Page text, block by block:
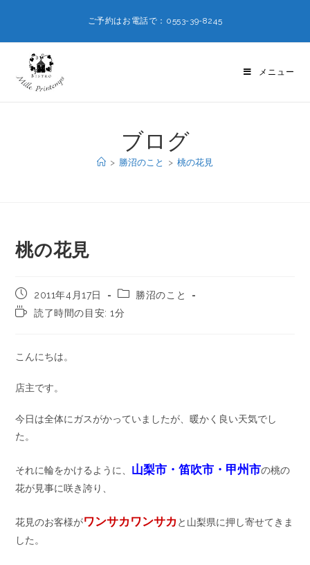
ご予約はお電話で：0553-39-8245
メニュー
ブログ
> 勝沼のこと > 桃の花見
桃の花見
2011年4月17日
勝沼のこと
読了時間の目安: 1分
こんにちは。
店主です。
今日は全体にガスがかっていましたが、暖かく良い天気でし
た。
それに輪をかけるように、 山梨市・笛吹市・甲州市の桃の
花が見事に咲き誇り、
花見のお客様がワンサカワンサカ と山梨県に押し寄せてきま
した。